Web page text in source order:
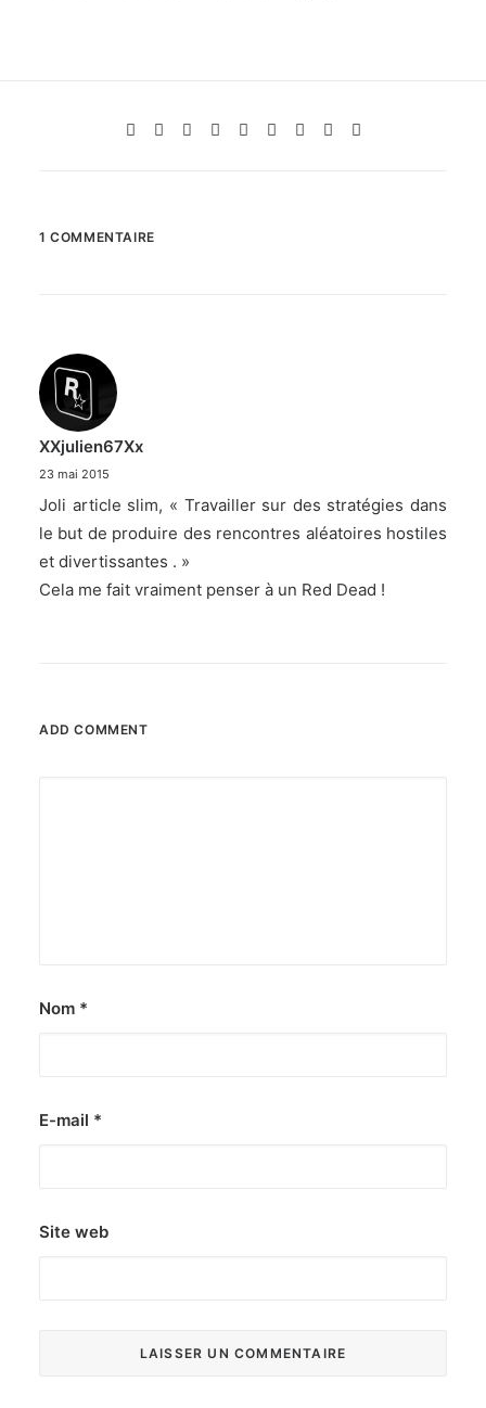
1 COMMENTAIRE
XXjulien67Xx
23 mai 2015
Joli article slim, « Travailler sur des stratégies dans
le but de produire des rencontres aléatoires hostiles
et divertissantes . »
Cela me fait vraiment penser à un Red Dead !
ADD COMMENT
Nom *
E-mail *
Site web